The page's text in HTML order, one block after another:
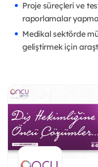
Proje süreçleri ve
raporlamalar
Medikal sektörde
geliştirmek için